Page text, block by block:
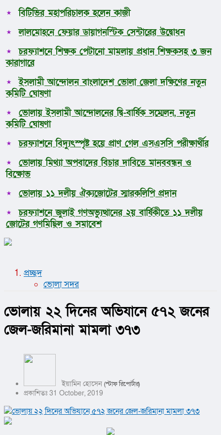
বিটিভির মহাপরিচালক হলেন কাজী
লালমোহনে ফেয়ার ডায়াগনস্টিক সেন্টারের উদ্বোধন
চরফ্যাশনে শিক্ষক পেটানো মামলায় প্রধান শিক্ষকসহ ৩ জন
কারাগারে
ইসলামী আন্দোলন বাংলাদেশ ভোলা জেলা দক্ষিণের নতুন
কমিটি ঘোষণা
ভোলায় ইসলামী আন্দোলনের দ্বি-বার্ষিক সম্মেলন, নতুন
কমিটি ঘোষণা
চরফ্যাশনে বিদ্যুৎস্পৃষ্ট হয়ে প্রাণ গেল এসএসসি পরীক্ষার্থীর
ভোলায় মিথ্যা অপবাদের বিচার দাবিতে মানববন্ধন ও
বিক্ষোভ
ভোলায় ১১ দলীয় ঐক্যজোটের স্মারকলিপি প্রদান
চরফ্যাশনে জুলাই গণঅভ্যুত্থানের ২য় বার্ষিকীতে ১১ দলীয়
জোটের গণমিছিল ও সমাবেশ
প্রচ্ছদ
ভোলা সদর
ভোলায় ২২ দিনের অভিযানে ৫৭২ জনের
জেল-জরিমানা মামলা ৩৭৩
ইয়ামিন হোসেন (স্টাফ রিপোর্টার)
প্রকাশিতঃ 31 October, 2019